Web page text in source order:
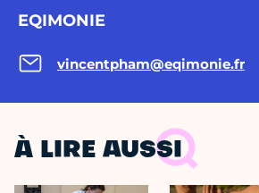
EQIMONIE
vincentpham@eqimonie.fr
À LIRE AUSSI